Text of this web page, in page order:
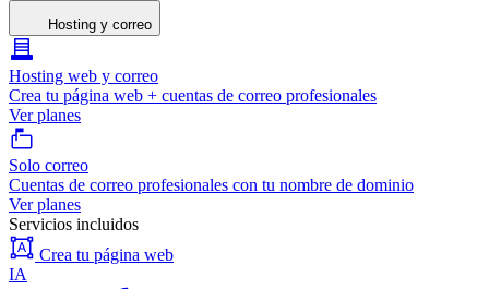
Hosting y correo
Hosting web y correo
Crea tu página web + cuentas de correo profesionales
Ver planes
Solo correo
Cuentas de correo profesionales con tu nombre de dominio
Ver planes
Servicios incluidos
Crea tu página web
IA